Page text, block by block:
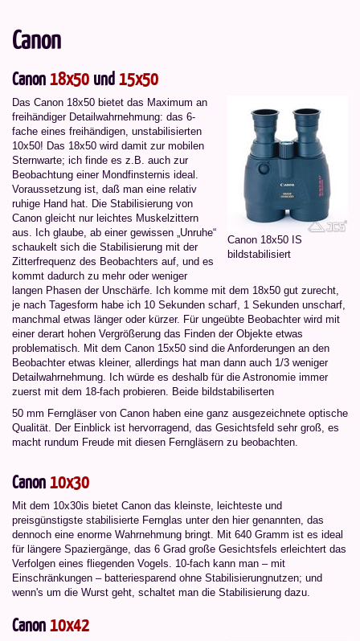
Canon
Canon18x50 und15x50
Canon 18x50 IS
bildstabilisiert
Das Canon 18x50 bietet das Maximum an
freihändiger Detailwahrnehmung: das 6-
fache eines freihändigen, unstabilisierten
10x50! Das 18x50 wird damit zur mobilen
Sternwarte; ich finde es z.B. auch zur
Beobachtung einer Mondfinsternis ideal.
Voraussetzung ist, daß man eine relativ
ruhige Hand hat. Die Stabilisierung von
Canon gleicht nur leichtes Muskelzittern
aus. Ich glaube, ab einer gewissen „Unruhe“
schaukelt sich die Stabilisierung mit der
Zitterfrequenz des Beobachters auf, und es
kommt dadurch zu mehr oder weniger
langen Phasen der Unschärfe. Ich komme mit dem 18x50 gut zurecht,
je nach Tagesform habe ich 10 Sekunden scharf, 1 Sekunden unscharf,
manchmal etwas länger oder kürzer. Für ungeübte Beobachter wird mit
einer derart hohen Vergrößerung das Finden der Objekte etwas
problematisch. Mit dem Canon 15x50 sind die Anforderungen an den
Beobachter etwas kleiner, allerdings hat man dann auch 1/3 weniger
Detailwahrnehmung. Ich würde es deshalb für die Astronomie immer
zuerst mit dem 18-fach probieren. Beide bildstabiliserten
50 mm Ferngläser von Canon haben eine ganz ausgezeichnete optische
Qualität. Der Einblick ist hervorragend, das Gesichtsfeld sehr groß, es
macht rundum Freude mit diesen Ferngläsern zu beobachten.
Canon10x30
Mit dem 10x30is bietet Canon das kleinste, leichteste und
preisgünstigste stabilisierte Fernglas unter den hier genannten, das
dennoch eine enorme Wahrnehmung bringt. Mit 640 Gramm ist es ideal
für längere Spaziergänge, das 6 Grad große Gesichtsfels erleichtert das
Verfolgen eines fliegenden Vogels. 10-fach kann man – mit
Einschränkungen – batteriesparend ohne Stabilisierungnutzen; und
wenn's um die Wurst geht, schaltet man die Stabilisierung dazu.
Canon10x42